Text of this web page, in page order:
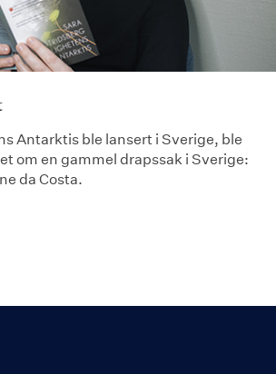
Antarktis ble lansert i Sverige, ble
om en gammel drapssak i Sverige:
da Costa.